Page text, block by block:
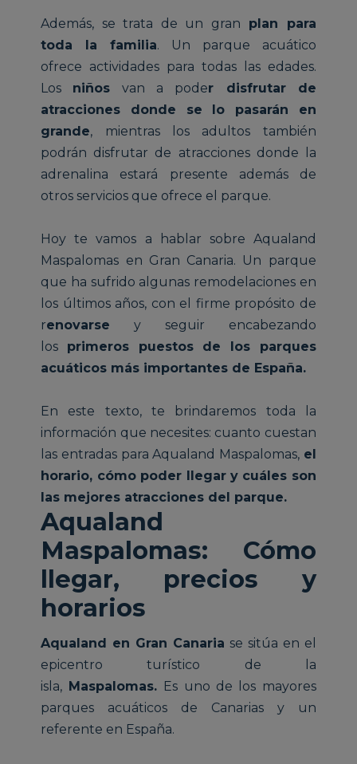
Además, se trata de un gran plan para
toda la familia. Un parque acuático
ofrece actividades para todas las edades.
Los niños van a poder disfrutar de
atracciones donde se lo pasarán en
grande, mientras los adultos también
podrán disfrutar de atracciones donde la
adrenalina estará presente además de
otros servicios que ofrece el parque.
Hoy te vamos a hablar sobre Aqualand
Maspalomas en Gran Canaria. Un parque
que ha sufrido algunas remodelaciones en
los últimos años, con el firme propósito de
renovarse y seguir encabezando
los primeros puestos de los parques
acuáticos más importantes de España.
En este texto, te brindaremos toda la
información que necesites: cuanto cuestan
las entradas para Aqualand Maspalomas, el
horario, cómo poder llegar y cuáles son
las mejores atracciones del parque.
Aqualand
Maspalomas: Cómo
llegar, precios y
horarios
Aqualand en Gran Canariase sitúa en el
epicentro turístico de la
isla, Maspalomas. Es uno de los mayores
parques acuáticos de Canarias y un
referente en España.